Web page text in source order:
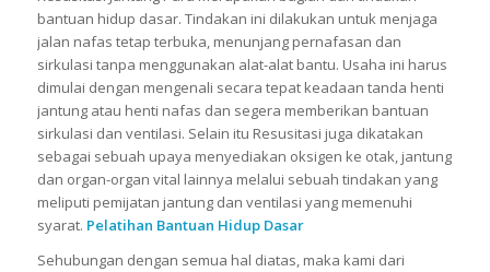
bantuan hidup dasar. Tindakan ini dilakukan untuk menjaga
jalan nafas tetap terbuka, menunjang pernafasan dan
sirkulasi tanpa menggunakan alat-alat bantu. Usaha ini harus
dimulai dengan mengenali secara tepat keadaan tanda henti
jantung atau henti nafas dan segera memberikan bantuan
sirkulasi dan ventilasi. Selain itu Resusitasi juga dikatakan
sebagai sebuah upaya menyediakan oksigen ke otak, jantung
dan organ-organ vital lainnya melalui sebuah tindakan yang
meliputi pemijatan jantung dan ventilasi yang memenuhi
syarat. Pelatihan Bantuan Hidup Dasar
Sehubungan dengan semua hal diatas, maka kami dari